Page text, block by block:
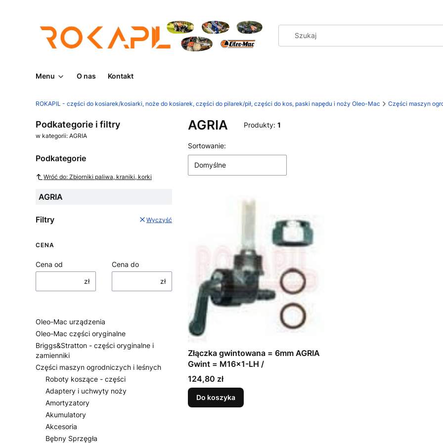
Menu O nas Kontakt
ROKAPIL - części do kosiarek/kosiarki, noże do kosiarek, części do pilarek/pił, części do kos, paski napędu i noży Oleo-Mac Części maszyn
Podkategorie i filtry
w kategorii: AGRIA
Podkategorie
Wróć do: Zbiorniki paliwa, kraniki, korki
AGRIA
Filtry Wyczyść
CENA
Cena od
zł
Cena do
zł
Oleo-Mac urządzenia
Oleo-Mac części oryginalne
Briggs&Stratton - części oryginalne i
zamienniki
Części maszyn ogrodniczych i leśnych
Roboty koszące - części
Adaptery i uchwyty noży
Amortyzatory
Akumulatory
Akcesoria
Bębny Sprzęgła
AGRIA Produkty: 1
Lista produktów
Sortowanie:
Domyślne
Złączka gwintowana = 6mm AGRIA
Gwint = M16x1-LH /
Cena
124,80 zł
Do koszyka